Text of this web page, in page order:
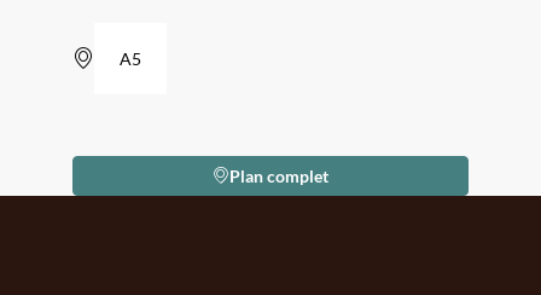
A5
Plan complet